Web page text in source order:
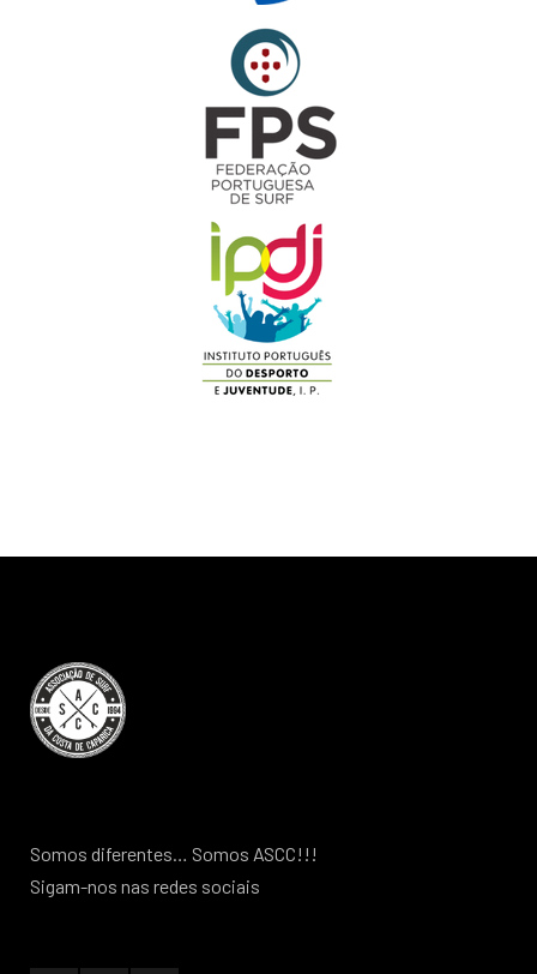
Somos diferentes… Somos ASCC!!!
Sigam-nos nas redes sociais